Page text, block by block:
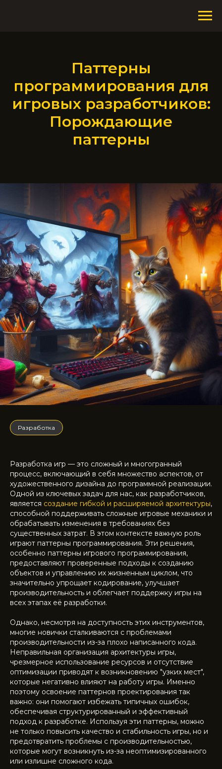
Паттерны
программирования для
игровых разработчиков:
Порождающие
паттерны
Разработка
Разработка игр — это сложный и многогранный
процесс, включающий в себя множество аспектов, от
художественного дизайна до программной реализации.
Одной из ключевых задач для нас, как разработчиков,
является создание гибкой и расширяемой архитектуры,
способной поддерживать сложные игровые механики и
обрабатывать изменения в требованиях без
существенных затрат. В этом контексте важную роль
играют паттерны программирования. Эти решения,
особенно паттерны игрового программирования,
предоставляют проверенные подходы к созданию
объектов и управлению их жизненным циклом, что
значительно упрощает кодирование, улучшает
производительность и облегчает поддержку игры на
всех этапах её разработки.
Однако, несмотря на доступность этих инструментов,
многие новички сталкиваются с проблемами
производительности из-за плохо написанного кода.
Неправильная организация архитектуры игры,
чрезмерное использование ресурсов и отсутствие
оптимизации приводят к возникновению "узких мест",
которые негативно влияют на работу игры. Именно
поэтому освоение паттернов проектирования так
важно: они помогают избежать типичных ошибок,
обеспечивая структурированный и эффективный
подход к разработке. Используя эти паттерны, можно
не только повысить качество и стабильность игры, но и
предотвратить проблемы с производительностью,
которые могут возникнуть из-за неоптимизированного
или излишне сложного кода.